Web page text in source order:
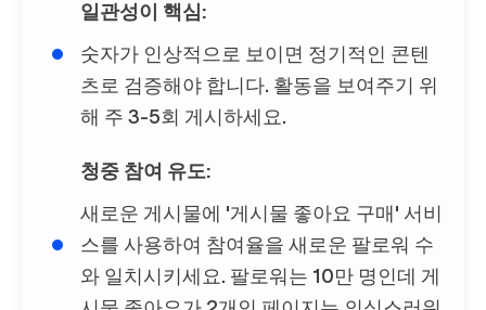
일관성이 핵심:
숫자가 인상적으로 보이면 정기적인 콘텐
츠로 검증해야 합니다. 활동을 보여주기 위
해 주 3-5회 게시하세요.
청중 참여 유도:
새로운 게시물에 '게시물 좋아요 구매' 서비
스를 사용하여 참여율을 새로운 팔로워 수
와 일치시키세요. 팔로워는 10만 명인데 게